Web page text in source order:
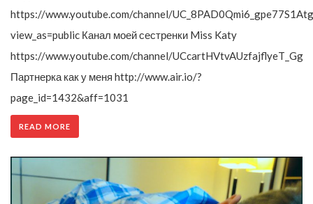
https://www.youtube.com/channel/
view_as=public Канал моей сестренки Miss Katy
https://www.youtube.com/channel/UCcartHVtvAUzfajflyeT_Gg
Партнерка как у меня http://www.air.io/?
page_id=1432&aff=1031
READ MORE